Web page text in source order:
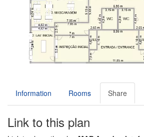
Information Rooms Share
Link to this plan